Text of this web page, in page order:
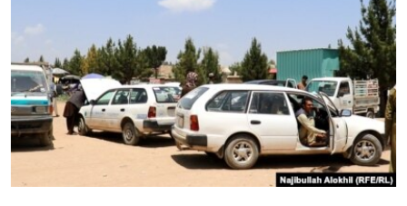
ته
مراجعه
د کډوالۍ بحران
'کووېډ-۱۹'
اړیکه
دري پاڼه
Azadi English